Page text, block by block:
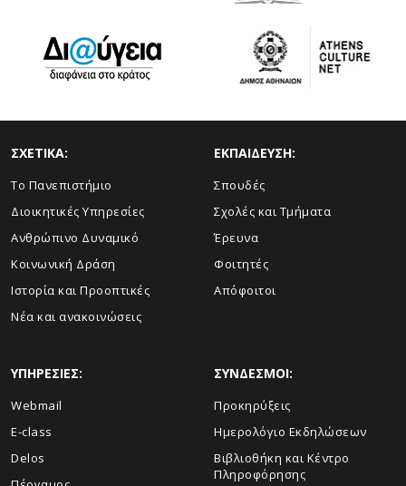
ΣΧΕΤΙΚΑ:
Το Πανεπιστήμιο
Διοικητικές Υπηρεσίες
Ανθρώπινο Δυναμικό
Κοινωνική Δράση
Ιστορία και Προοπτικές
Νέα και ανακοινώσεις
ΕΚΠΑΙΔΕΥΣΗ:
Σπουδές
Σχολές και Τμήματα
Έρευνα
Φοιτητές
Απόφοιτοι
ΥΠΗΡΕΣΙΕΣ:
Webmail
E-class
Delos
ΣΥΝΔΕΣΜΟΙ:
Προκηρύξεις
Ημερολόγιο Εκδηλώσεων
Βιβλιοθήκη και Κέντρο
Πληροφόρησης